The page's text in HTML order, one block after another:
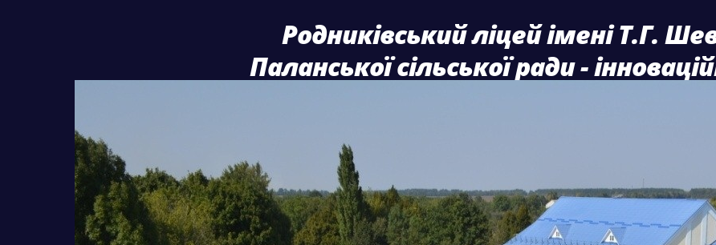
Родниківський ліцей імені Т.Г.
Паланської сільської ради -